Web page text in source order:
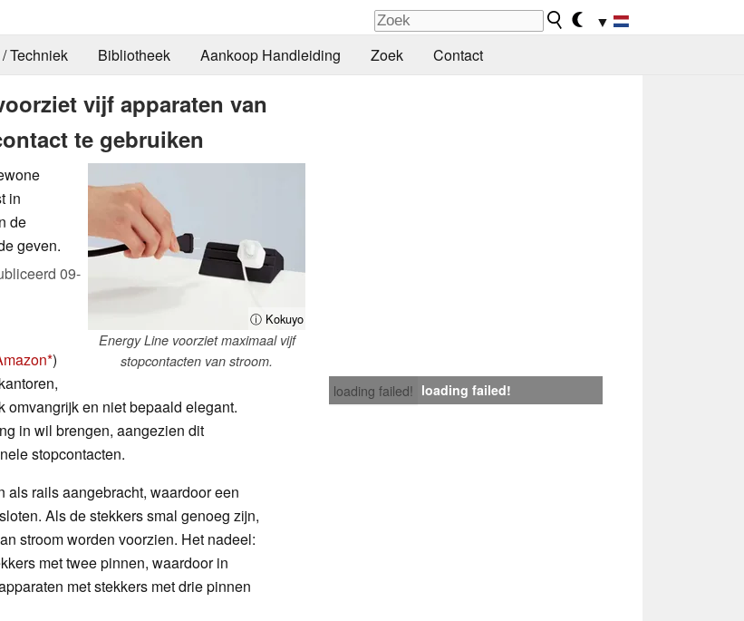
▼
Techniek Bibliotheek Aankoop Handleiding Zoek Contact
vijf apparaten van
te gebruiken
ⓘ Kokuyo
Energy Line voorziet maximaal vijf
stopcontacten van stroom.
in
de
geven.
09-
loading failed! loading failed!
)
omvangrijk en niet bepaald elegant.
in wil brengen, aangezien dit
stopcontacten.
als rails aangebracht, waardoor een
Als de stekkers smal genoeg zijn,
stroom worden voorzien. Het nadeel:
met twee pinnen, waardoor in
met stekkers met drie pinnen